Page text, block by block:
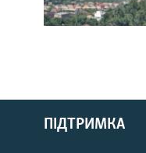
Русский
QırımtatarПІДТРИМКА